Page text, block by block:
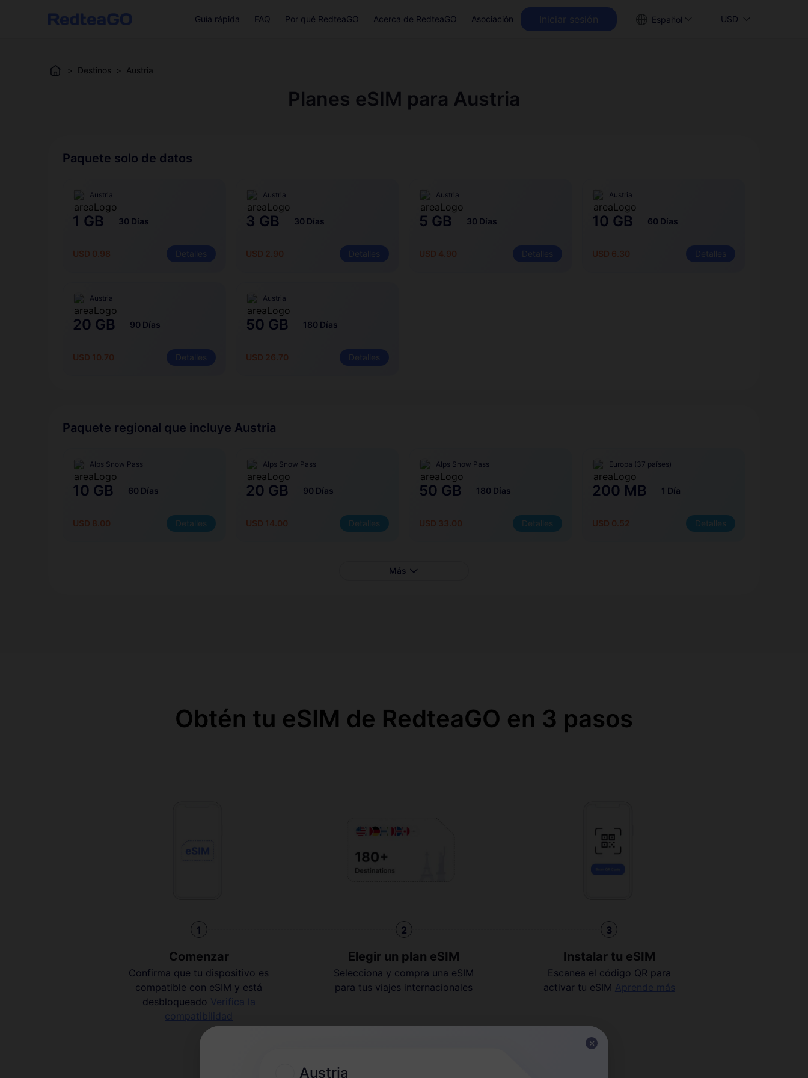
Guía rápida FAQ Por qué RedteaGO Acerca de RedteaGO Asociación Iniciar sesión Español USD
> Destinos > Austria
Planes eSIM para Austria
Paquete solo de datos
Austria
1 GB 30 Días
USD 0.98 Detalles
Austria
3 GB 30 Días
USD 2.90 Detalles
Austria
5 GB 30 Días
USD 4.90 Detalles
Austria
10 GB 60 Días
USD 6.30 Detalles
Austria
20 GB 90 Días
USD 10.70 Detalles
Austria
50 GB 180 Días
USD 26.70 Detalles
Paquete regional que incluye Austria
Alps Snow Pass
10 GB 60 Días
USD 8.00 Detalles
Alps Snow Pass
20 GB 90 Días
USD 14.00 Detalles
Alps Snow Pass
50 GB 180 Días
USD 33.00 Detalles
Europa (37 países)
200 MB 1 Día
USD 0.52 Detalles
Más
Obtén tu eSIM de RedteaGO en 3 pasos
1
Comenzar
Confirma que tu dispositivo es
compatible con eSIM y está
desbloqueado Verifica la
compatibilidad
2
Elegir un plan eSIM
Selecciona y compra una eSIM
para tus viajes internacionales
3
Instalar tu eSIM
Escanea el código QR para
activar tu eSIM Aprende más
Austria